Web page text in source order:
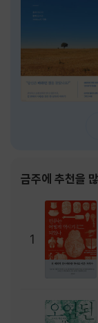
금주에 추천을
1